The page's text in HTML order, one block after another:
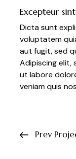
Excepteur sint
Dicta sunt
voluptatem
aut fugit, sed
Adipiscing elit,
ut labore
veniam quis
Prev